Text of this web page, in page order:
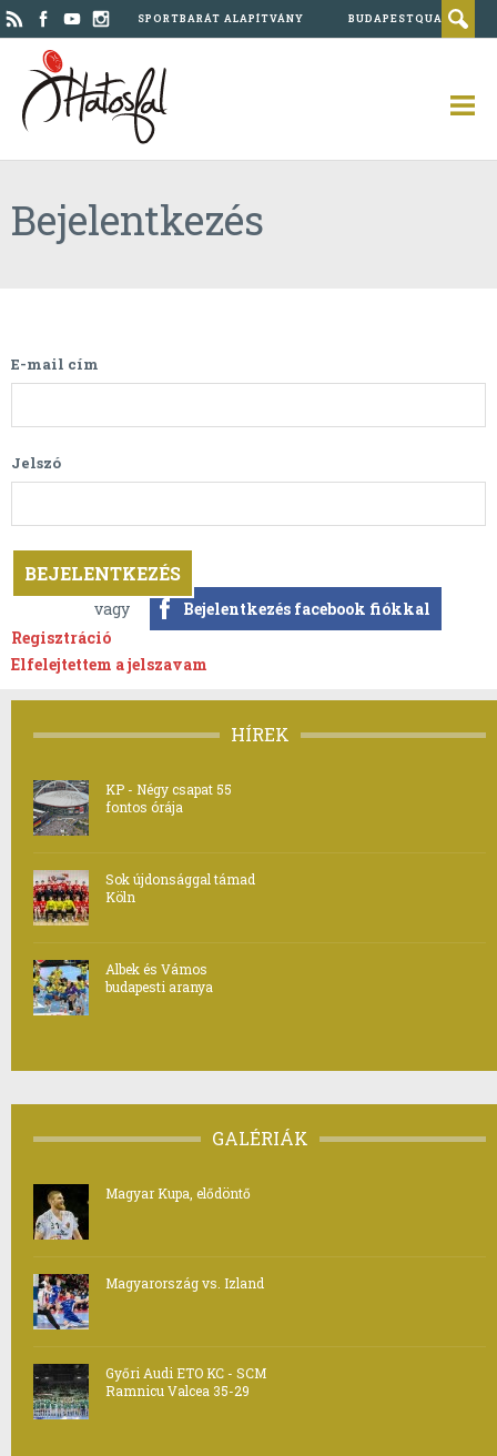
SPORTBARÁT ALAPÍTVÁNY BUDAPESTQUAD
Bejelentkezés
E-mail cím
Jelszó
Regisztráció
Elfelejtettem a jelszavam
vagy Bejelentkezés facebook fiókkal
HÍREK
KP - Négy csapat 55
fontos órája
Sok újdonsággal támad
Köln
Albek és Vámos
budapesti aranya
GALÉRIÁK
Magyar Kupa, elődöntő
Magyarország vs. Izland
Győri Audi ETO KC - SCM
Ramnicu Valcea 35-29